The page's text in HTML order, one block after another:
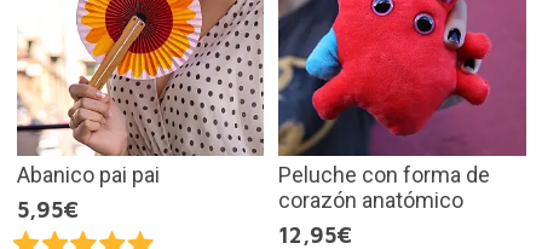
Abanico pai pai
5,95€
Peluche con forma de
corazón anatómico
12,95€